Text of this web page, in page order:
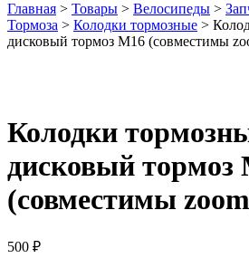
Главная > Товары > Велосипеды >
Тормоза > Колодки тормозные >
дисковый тормоз M16 (совместимы
Колодки
дисковый тормоз
(совместимы
500 ₽